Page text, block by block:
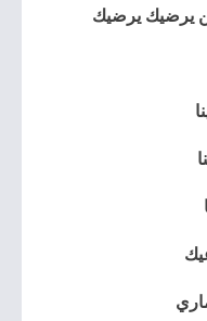
يرضيك يرضيك